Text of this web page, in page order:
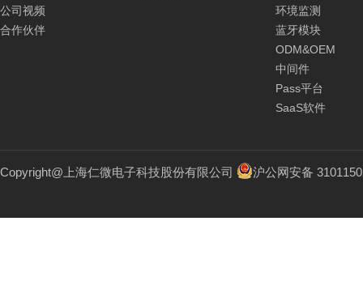
公司视频
合作伙伴
环境监测
蓝牙模块
ODM&OEM
中间件
Pass平台
SaaS软件
Copyright@上海仁微电子科技股份有限公司 沪公网安备